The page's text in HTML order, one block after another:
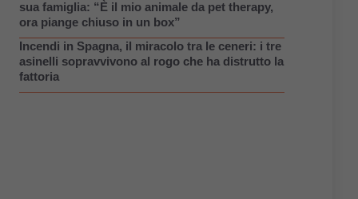
sua famiglia: “È il mio animale da pet therapy,
ora piange chiuso in un box”
Incendi in Spagna, il miracolo tra le ceneri: i tre
asinelli sopravvivono al rogo che ha distrutto la
fattoria